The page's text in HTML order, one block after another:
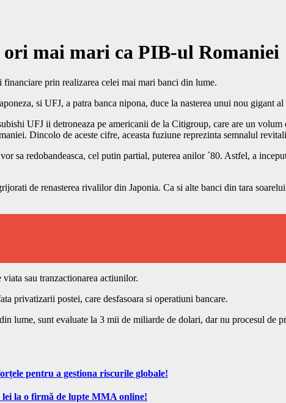
mai mari ca PIB-ul Romaniei
prin realizarea celei mai mari banci din lume.
si UFJ, a patra banca nipona, duce la nasterea unui nou gigant
UFJ ii detroneaza pe americanii de la Citigroup, care are un
Dincolo de aceste cifre, aceasta fuziune reprezinta semnalul
sa redobandeasca, cel putin partial, puterea anilor ´80. Astfel, a
de renasterea rivalilor din Japonia. Ca si alte banci din tara
sau tranzactionarea actiunilor.
privatizarii postei, care desfasoara si operatiuni bancare.
lume, sunt evaluate la 3 mii de miliarde de dolari, dar nu procesul de
pentru a gestiona riscurile globale!
lei la o firmă de lupte MMA online!